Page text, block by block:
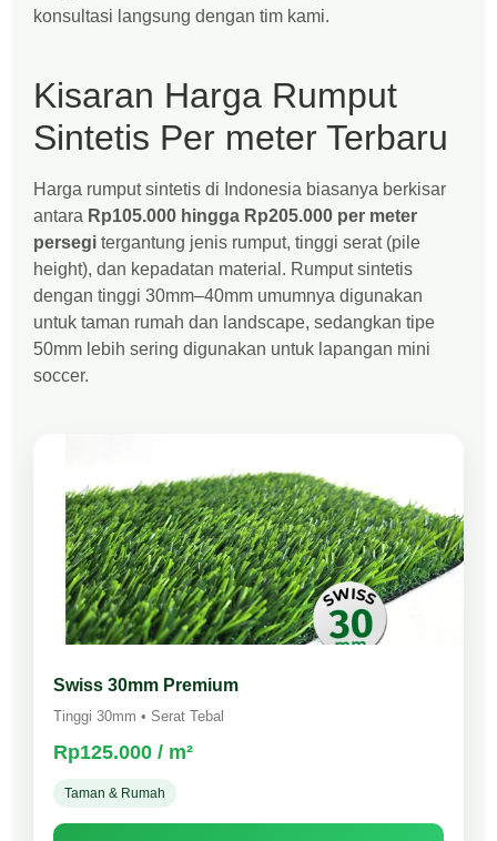
konsultasi langsung dengan tim kami.
Kisaran Harga Rumput
Sintetis Per meter Terbaru
Harga rumput sintetis di Indonesia biasanya berkisar
antara Rp105.000 hingga Rp205.000 per meter
persegi tergantung jenis rumput, tinggi serat (pile
height), dan kepadatan material. Rumput sintetis
dengan tinggi 30mm–40mm umumnya digunakan
untuk taman rumah dan landscape, sedangkan tipe
50mm lebih sering digunakan untuk lapangan mini
soccer.
Swiss 30mm Premium
Tinggi 30mm • Serat Tebal
Rp125.000 / m²
Taman & Rumah